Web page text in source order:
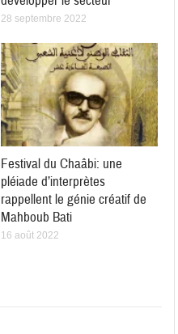
28 septembre 2022
Festival du Chaâbi: une
pléiade d’interprètes
rappellent le génie créatif de
Mahboub Bati
16 août 2022